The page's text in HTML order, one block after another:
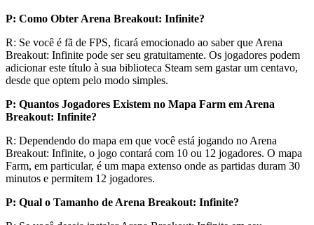
P: Como Obter Arena Breakout: Infinite?
R: Se você é fã de FPS, ficará emocionado ao saber que Arena
Breakout: Infinite pode ser seu gratuitamente. Os jogadores podem
adicionar este título à sua biblioteca Steam sem gastar um centavo,
desde que optem pelo modo simples.
P: Quantos Jogadores Existem no Mapa Farm em Arena
Breakout: Infinite?
R: Dependendo do mapa em que você está jogando no Arena
Breakout: Infinite, o jogo contará com 10 ou 12 jogadores. O mapa
Farm, em particular, é um mapa extenso onde as partidas duram 30
minutos e permitem 12 jogadores.
P: Qual o Tamanho de Arena Breakout: Infinite?